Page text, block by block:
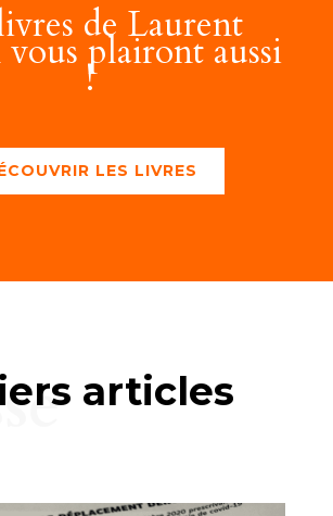
de Laurent
plairont aussi
!
LES LIVRES
articles